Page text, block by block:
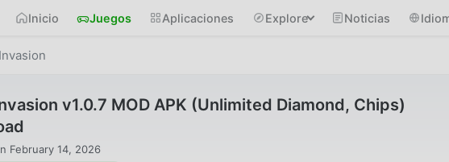
Inicio Juegos Aplicaciones Explore Noticias
v1.0.7 MOD APK (Unlimited Diamond, Chips)
February 14, 2026